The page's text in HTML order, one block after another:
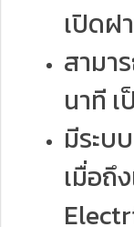
เปิดฝ
สามา
นาที
มีระบ
เมื่อถึ